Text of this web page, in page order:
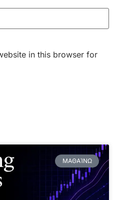
in this browser for
ΜΑΘΑΊΝΩ